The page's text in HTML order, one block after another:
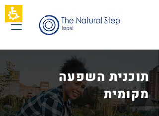
תחילתו
של
דף
אינטרנט,
אנטר
לעבור
לאזור
תוכן
מרכזי
תוכנית השפעה
מקומית